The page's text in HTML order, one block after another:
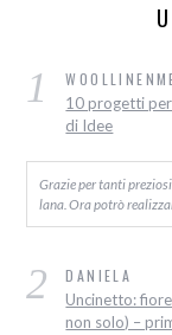
1
10 progetti per
di Idee
Grazie per tanti
lana. Ora potrò
2 DANIELA
Uncinetto:
non solo) –